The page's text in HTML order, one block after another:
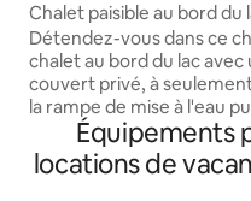
Chalet paisible au bord du
imprenables
Détendez-vous dans ce
chalet au bord du lac avec
couvert privé, à
la rampe de mise à l'eau
Profitez d'un accès facile
un terrain plat rare avec
terrasse et un porche
Équipements
locations de